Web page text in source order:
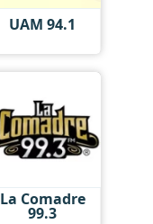
UAM 94.1
La Comadre
99.3